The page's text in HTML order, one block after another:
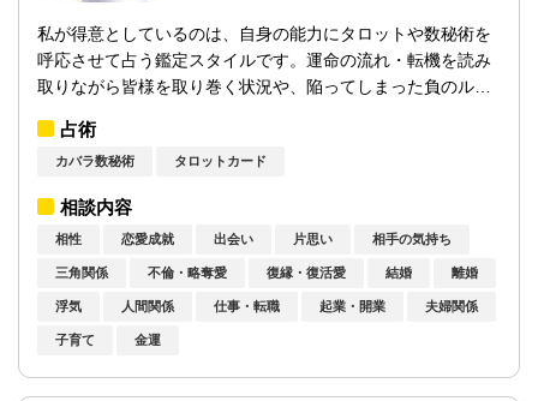
私が得意としているのは、自身の能力にタロットや数秘術を
呼応させて占う鑑定スタイルです。運命の流れ・転機を読み
取りながら皆様を取り巻く状況や、陥ってしまった負のルー
占術
カバラ数秘術 タロットカード
相談内容
相性 恋愛成就 出会い 片思い 相手の気持ち
三角関係 不倫・略奪愛 復縁・復活愛 結婚 離婚
浮気 人間関係 仕事・転職 起業・開業 夫婦関係
子育て 金運